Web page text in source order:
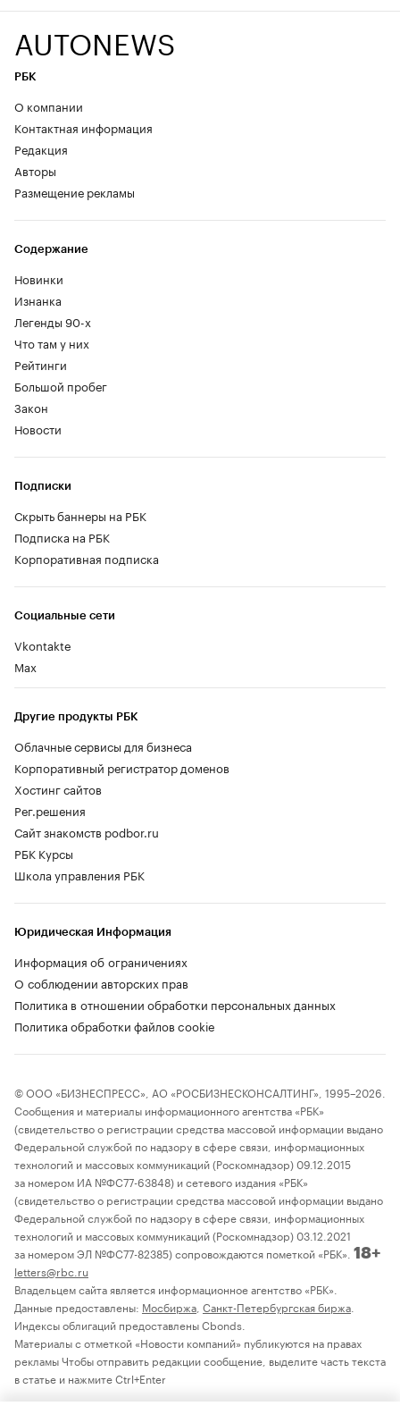
AUTONEWS
РБК
О компании
Контактная информация
Редакция
Авторы
Размещение рекламы
Содержание
Новинки
Изнанка
Легенды 90-х
Что там у них
Рейтинги
Большой пробег
Закон
Новости
Социальные сети
Vkontakte
Max
Другие продукты РБК
Облачные сервисы для бизнеса
Корпоративный регистратор доменов
Хостинг сайтов
Рег.решения
Сайт знакомств podbor.ru
РБК Курсы
Школа управления РБК
Подписки
Скрыть баннеры на РБК
Подписка на РБК
Корпоративная подписка
Юридическая Информация
Информация об ограничениях
О соблюдении авторских прав
Политика в отношении обработки персональных данных
Политика обработки файлов cookie
© ООО «БИЗНЕСПРЕСС», АО «РОСБИЗНЕСКОНСАЛТИНГ», 1995–2026.
Сообщения и материалы информационного агентства «РБК»
(свидетельство о регистрации средства массовой информации выдано
Федеральной службой по надзору в сфере связи, информационных
технологий и массовых коммуникаций (Роскомнадзор) 09.12.2015
за номером ИА №ФС77-63848) и сетевого издания «РБК»
(свидетельство о регистрации средства массовой информации выдано
Федеральной службой по надзору в сфере связи, информационных
технологий и массовых коммуникаций (Роскомнадзор) 03.12.2021
за номером ЭЛ №ФС77-82385) сопровождаются пометкой «РБК». 18+
letters@rbc.ru
Владельцем сайта является информационное агентство «РБК».
Данные предоставлены: Мосбиржа Санкт-Петербургская биржа
Индексы облигаций предоставлены Cbonds.
Материалы с отметкой «Новости компаний» публикуются на правах
рекламы Чтобы отправить редакции сообщение, выделите часть текста
в статье и нажмите Ctrl+Enter